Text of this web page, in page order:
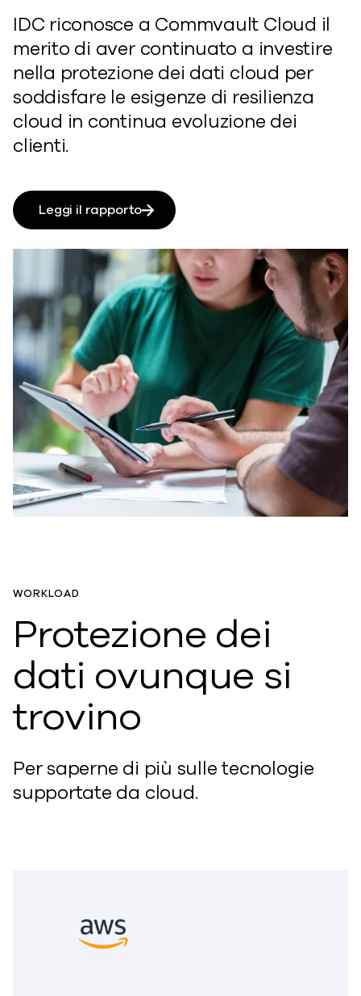
IDC riconosce a Commvault Cloud il
merito di aver continuato a investire
nella protezione dei dati cloud per
soddisfare le esigenze di resilienza
cloud in continua evoluzione dei
clienti.
Leggi il rapporto
WORKLOAD
Protezione dei
dati ovunque si
trovino
Per saperne di più sulle tecnologie
supportate da cloud.